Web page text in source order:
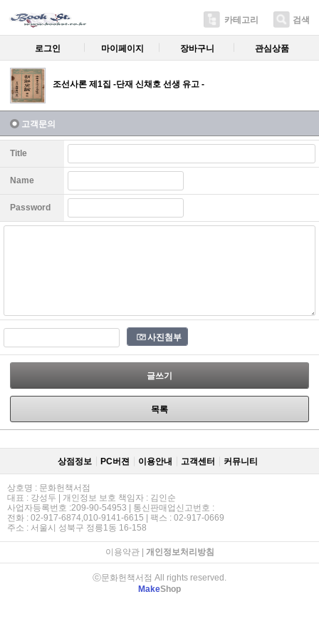
카테고리 검색
로그인 마이페이지 장바구니 관심상품
조선사론 제1집 -단재 신채호 선생 유고 -
고객문의
Title
Name
Password
사진첨부
글쓰기
목록
상점정보 PC버젼 이용안내 고객센터 커뮤니티
상호명 : 문화헌책서점
대표 : 강성두 | 개인정보 보호 책임자 : 김인순
사업자등록번호 :209-90-54953 | 통신판매업신고번호 :
전화 : 02-917-6874,010-9141-6615 | 팩스 : 02-917-0669
주소 : 서울시 성북구 정릉1동 16-158
이용약관| 개인정보처리방침
ⓒ문화헌책서점 All rights reserved.
MakeShop